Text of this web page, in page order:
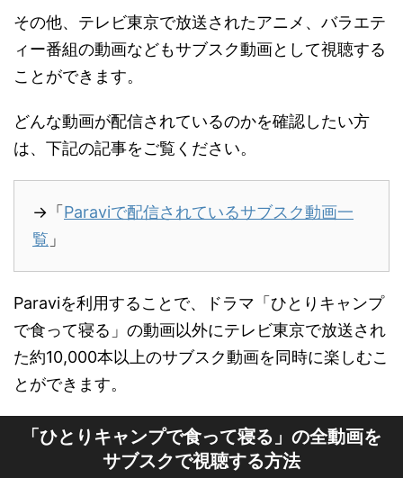
その他、テレビ東京で放送されたアニメ、バラエテ
ィー番組の動画などもサブスク動画として視聴する
ことができます。
どんな動画が配信されているのかを確認したい方
は、下記の記事をご覧ください。
→「Paraviで配信されているサブスク動画一
覧 」
Paraviを利用することで、ドラマ「ひとりキャンプ
で食って寝る」の動画以外にテレビ東京で放送され
た約10,000本以上のサブスク動画を同時に楽しむこ
とができます。
「ひとりキャンプで食って寝る」の全動画を
サブスクで視聴する方法